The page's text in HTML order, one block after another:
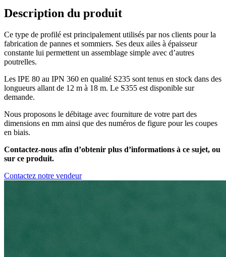
Description du produit
Ce type de profilé est principalement utilisés par nos clients pour la
fabrication de pannes et sommiers. Ses deux ailes à épaisseur
constante lui permettent un assemblage simple avec d’autres
poutrelles.
Les IPE 80 au IPN 360 en qualité S235 sont tenus en stock dans des
longueurs allant de 12 m à 18 m. Le S355 est disponible sur
demande.
Nous proposons le débitage avec fourniture de votre part des
dimensions en mm ainsi que des numéros de figure pour les coupes
en biais.
Contactez-nous afin d’obtenir plus d’informations à ce sujet, ou
sur ce produit.
Contactez notre vendeur